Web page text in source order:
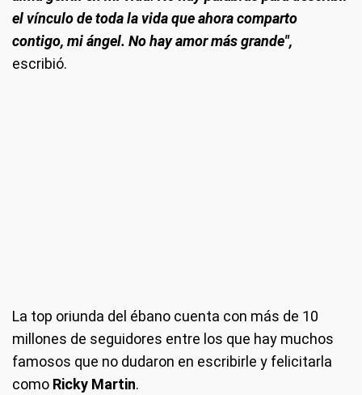
el vínculo de toda la vida que ahora comparto
contigo, mi ángel. No hay amor más grande",
escribió.
La top oriunda del ébano cuenta con más de 10
millones de seguidores entre los que hay muchos
famosos que no dudaron en escribirle y felicitarla
como Ricky Martin.